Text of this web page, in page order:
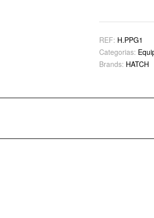
REF: H.PPG1
Categorias:
Brands: HATCH